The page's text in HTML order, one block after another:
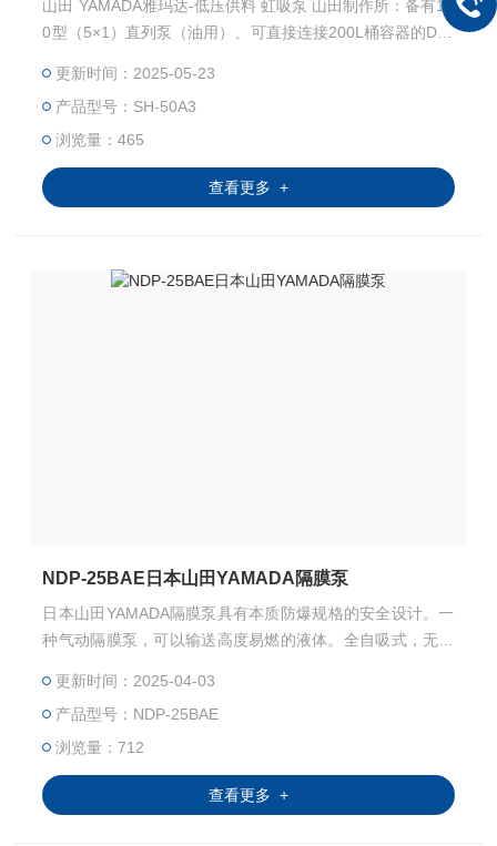
山田 YAMADA雅玛达-低压供料 虹吸泵 山田制作所：备有11
0型（5×1）直列泵（油用）、可直接连接200L桶容器的DR-
10A5（虹吸式）。 这些是气动鼓泵，非常适合从 200 L 桶
容器或其他容器中抽出和加压供油。它还可用于油分装、供
应给软管卷盘等。此外，它结构紧凑，零件数量少，适用于
低粘度材料。
更新时间：2025-05-23
产品型号：SH-50A3
浏览量：465
查看更多 +
NDP-25BAE日本山田YAMADA隔膜泵
日本山田YAMADA隔膜泵具有本质防爆规格的安全设计。一
种气动隔膜泵，可以输送高度易燃的液体。全自吸式，无需
点切断水流，或者可以轻松安全地控制水排放。
更新时间：2025-04-03
产品型号：NDP-25BAE
浏览量：712
查看更多 +